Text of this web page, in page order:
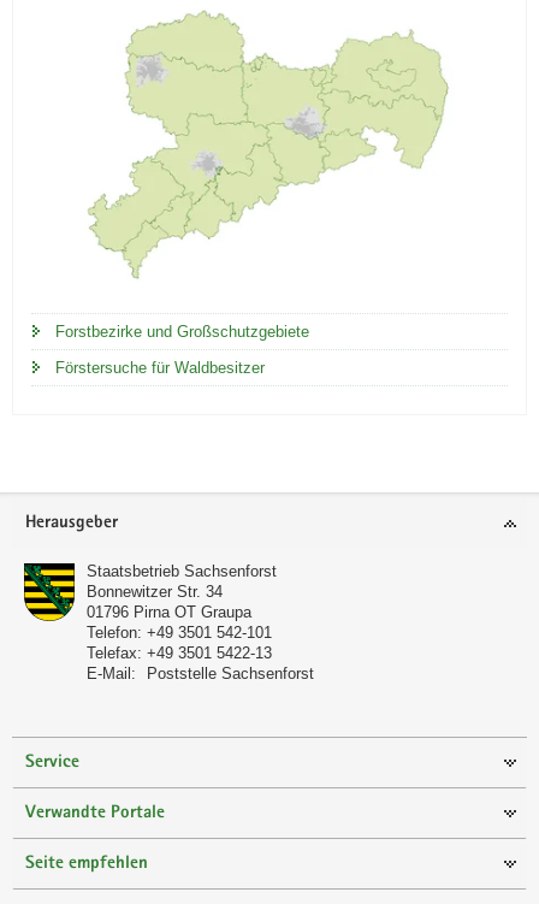
Forstbezirke und Großschutzgebiete
Förstersuche für Waldbesitzer
Footer-
Herausgeber
Staatsbetrieb Sachsenforst
Bonnewitzer Str. 34
01796 Pirna OT Graupa
Telefon: +49 3501 542-101
Telefax: +49 3501 5422-13
E-Mail:
Poststelle Sachsenforst
Service
Verwandte Portale
Seite empfehlen